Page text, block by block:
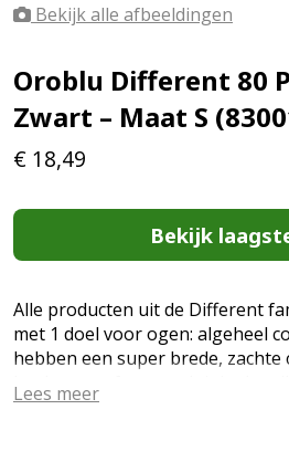
Bekijk alle afbeeldingen
Oroblu Different 80
Zwart – Maat S
€ 18,49
Bekijk
Alle producten uit de Different
met 1 doel voor ogen: algeheel
hebben een super brede,
knelt en perfect aansluit in de
zijdezacht voor een optimaal
Lees meer